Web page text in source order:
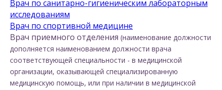
Врач по санитарно-гигиеническим лабораторным
исследованиям
Врач по спортивной медицине
Врач приемного отделения (наименование должности
дополняется наименованием должности врача
соответствующей специальности - в медицинской
организации, оказывающей специализированную
медицинскую помощь, или при наличии в медицинской